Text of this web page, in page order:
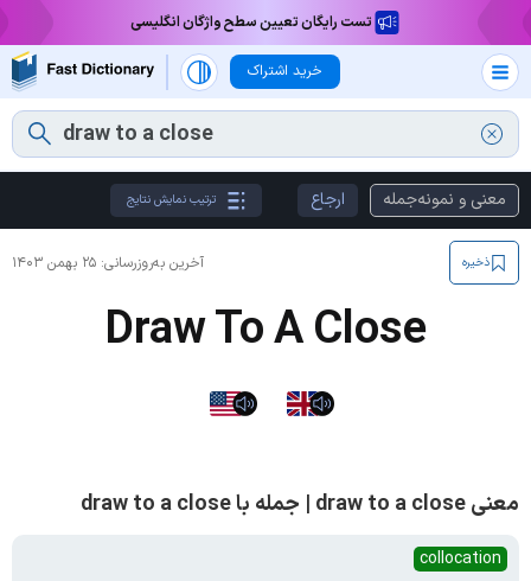
تست رایگان تعیین سطح واژگان انگلیسی
خرید اشتراک
معنی و نمونه‌جمله ارجاع ترتیب نمایش نتایج
آخرین به‌روزرسانی: ۲۵ بهمن ۱۴۰۳ ذخیره
Draw To A Close
معنی draw to a close | جمله با draw to a close
collocation